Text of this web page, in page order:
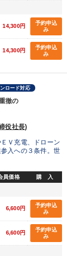
イトル）からお探
予測」＋「市場
演ＤＶＤ・デジ
ド）
組織づくり
14,300円
予約申込
み
14,300円
予約申込
み
ロード対応
徹の
役社長)
Ｖ充電、ドローン
入への３条件。世
員価格 購 入
6,600円
予約申込
み
6,600円
予約申込
み